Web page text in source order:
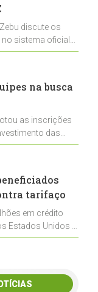
discute os
sistema oficial
na
na busca
as inscrições
das
Crioulos voltados
tarifaço
em crédito
Estados Unidos e